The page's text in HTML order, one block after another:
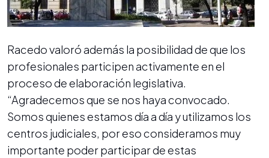
Racedo valoró además la posibilidad de que los
profesionales participen activamente en el
proceso de elaboración legislativa.
“Agradecemos que se nos haya convocado.
Somos quienes estamos día a día y utilizamos los
centros judiciales, por eso consideramos muy
importante poder participar de estas